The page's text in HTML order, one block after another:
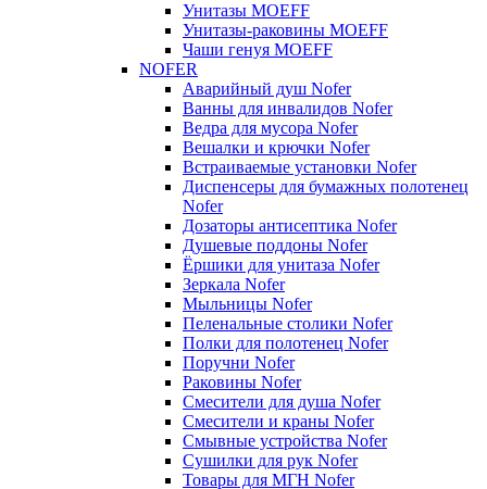
Унитазы MOEFF
Унитазы-раковины MOEFF
Чаши генуя MOEFF
NOFER
Аварийный душ Nofer
Ванны для инвалидов Nofer
Ведра для мусора Nofer
Вешалки и крючки Nofer
Встраиваемые установки Nofer
Диспенсеры для бумажных полотенец
Nofer
Дозаторы антисептика Nofer
Душевые поддоны Nofer
Ёршики для унитаза Nofer
Зеркала Nofer
Мыльницы Nofer
Пеленальные столики Nofer
Полки для полотенец Nofer
Поручни Nofer
Раковины Nofer
Смесители для душа Nofer
Смесители и краны Nofer
Смывные устройства Nofer
Сушилки для рук Nofer
Товары для МГН Nofer